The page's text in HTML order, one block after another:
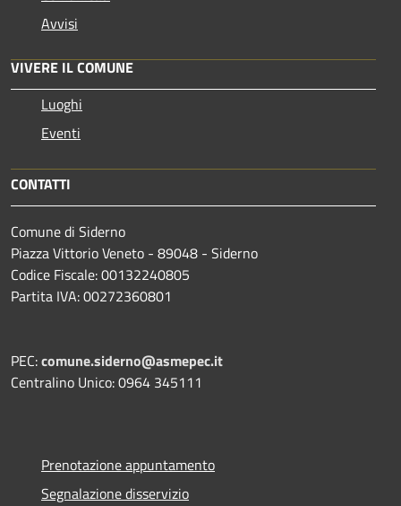
Avvisi
VIVERE IL COMUNE
Luoghi
Eventi
CONTATTI
Comune di Siderno
Piazza Vittorio Veneto - 89048 - Siderno
Codice Fiscale: 00132240805
Partita IVA: 00272360801
PEC:comune.siderno@asmepec.it
Centralino Unico: 0964 345111
Prenotazione appuntamento
Segnalazione disservizio